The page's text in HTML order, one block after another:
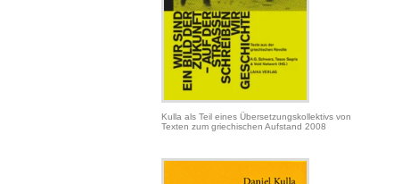
Kulla als Teil eines Übersetzungskollektivs von
Texten zum griechischen Aufstand 2008